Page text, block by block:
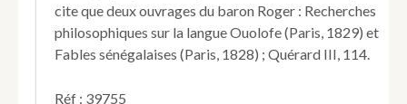
cite que deux ouvrages du baron Roger : Recherches
philosophiques sur la langue Ouolofe (Paris, 1829) et
Fables sénégalaises (Paris, 1828) ; Quérard III, 114.
Réf : 39755